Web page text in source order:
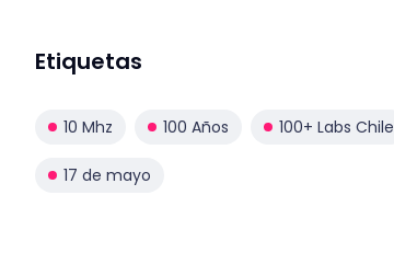
Etiquetas
10 Mhz 100 Años 100+ Labs Chile
17 de mayo